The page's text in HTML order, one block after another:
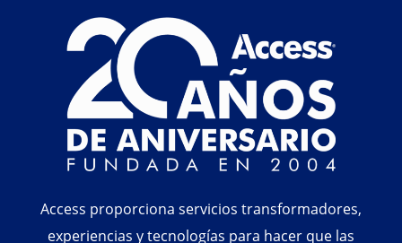
Access proporciona servicios transformadores,
experiencias y tecnologías para hacer que las